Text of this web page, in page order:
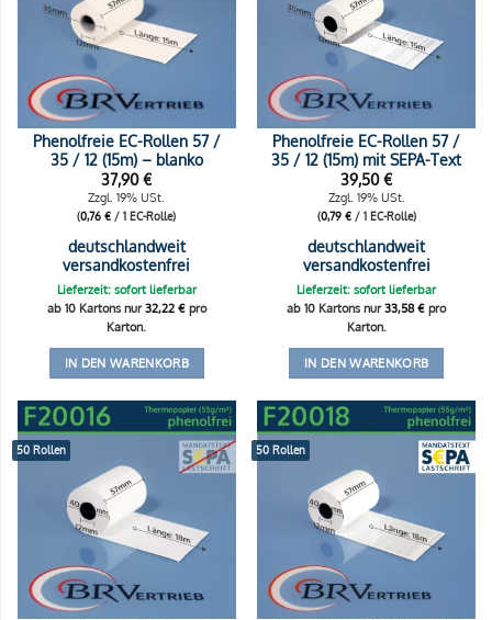
Phenolfreie EC-Rollen 57 /
35 / 12 (15m) – blanko
37,90€
Zzgl. 19% USt.
(0,76€ / 1 EC-Rolle)
deutschlandweit
versandkostenfrei
Lieferzeit: sofort lieferbar
ab 10 Kartons nur32,22 €pro
Karton.
IN DEN WARENKORB
Phenolfreie EC-Rollen 57 /
35 / 12 (15m) mit SEPA-Text
39,50€
Zzgl. 19% USt.
(0,79 €/ 1 EC-Rolle)
deutschlandweit
versandkostenfrei
Lieferzeit: sofort lieferbar
ab 10 Kartons nur33,58€ pro
Karton.
IN DEN WARENKORB
50 Rollen 50 Rollen